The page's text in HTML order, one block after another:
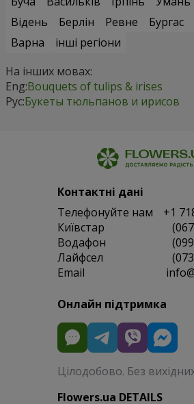
Відень
Берлін Ревне Бургас
Варна
інші регіони
На інших мовах:
Eng:Bouquets of tulips & irises
Рус:Букеты тюльпанов и ирисов
Контактні дані
Телефонуйте нам
+1
Київстар
Водафон
Лайфсел
Email
Онлайн підтримка
Цілодобово. Без
Flowers.ua DETAILS